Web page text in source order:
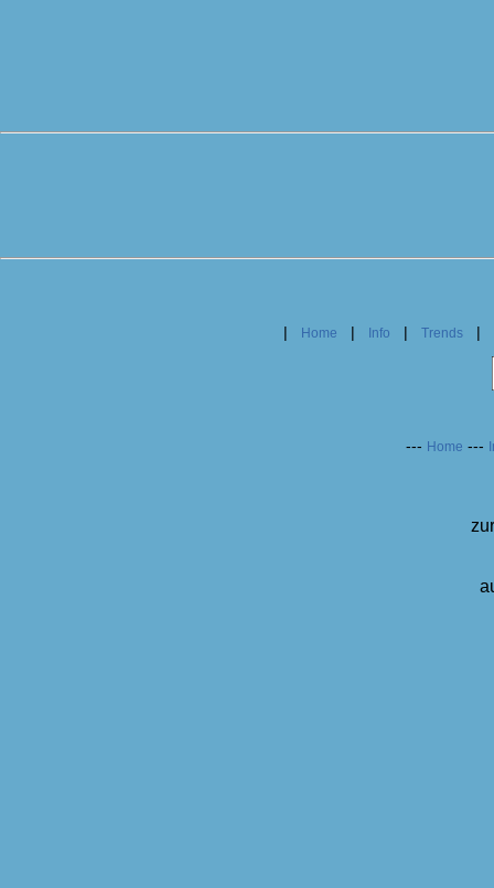
| Home | Info | Trends|
--- Home ---